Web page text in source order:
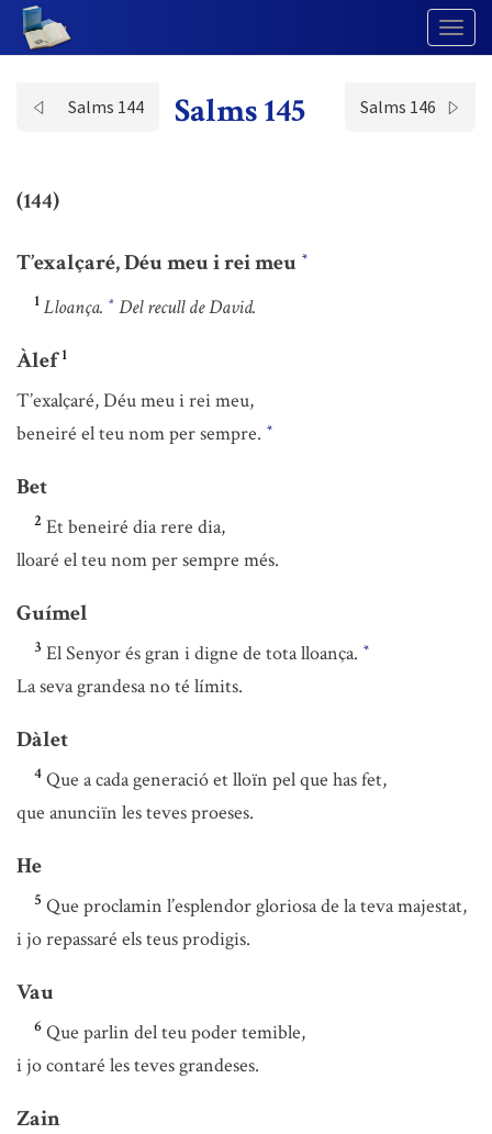
Salms 144 Salms 145 Salms 146
(144)
T’exalçaré, Déu meu i rei meu *
1 Lloança. * Del recull de David.
Àlef 1
T’exalçaré, Déu meu i rei meu,
beneiré el teu nom per sempre. *
Bet
2 Et beneiré dia rere dia,
lloaré el teu nom per sempre més.
Guímel
3 El Senyor és gran i digne de tota lloança. *
La seva grandesa no té límits.
Dàlet
4 Que a cada generació et lloïn pel que has fet,
que anunciïn les teves proeses.
He
5 Que proclamin l’esplendor gloriosa de la teva majestat,
i jo repassaré els teus prodigis.
Vau
6 Que parlin del teu poder temible,
i jo contaré les teves grandeses.
Zain